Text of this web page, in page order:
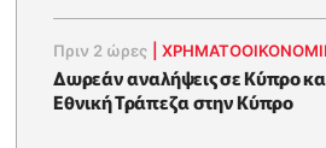
Πριν 2 ώρες |
Δωρεάν αναλήψεις σε Κύπρο
Εθνική Τράπεζα στην Κύπρο